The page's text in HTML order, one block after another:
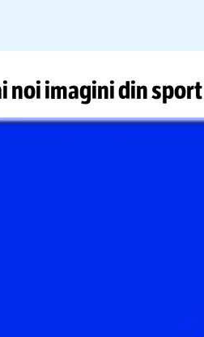
noi imagini din sport